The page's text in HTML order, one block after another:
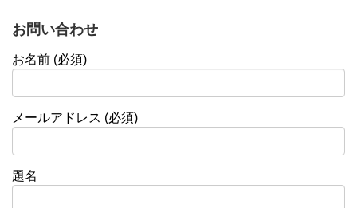
お問い合わせ
お名前 (必須)
メールアドレス (必須)
題名